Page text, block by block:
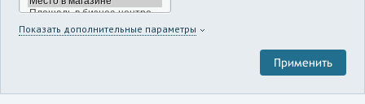
Показать дополнительные параметры